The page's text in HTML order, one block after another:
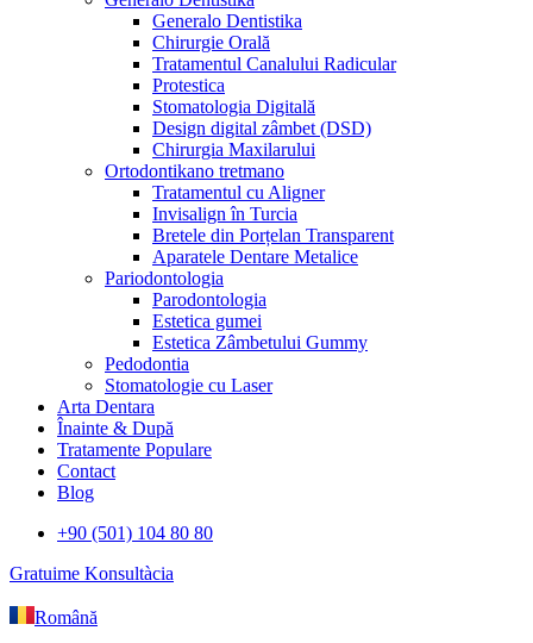
Generalo Dentistika
Chirurgie Orală
Tratamentul Canalului Radicular
Protestica
Stomatologia Digitală
Design digital zâmbet (DSD)
Chirurgia Maxilarului
Ortodontikano tretmano
Tratamentul cu Aligner
Invisalign în Turcia
Bretele din Porțelan Transparent
Aparatele Dentare Metalice
Pariodontologia
Parodontologia
Estetica gumei
Estetica Zâmbetului Gummy
Pedodontia
Stomatologie cu Laser
Arta Dentara
Înainte & După
Tratamente Populare
Contact
Blog
+90 (501) 104 80 80
Gratuime Konsultàcia
Română